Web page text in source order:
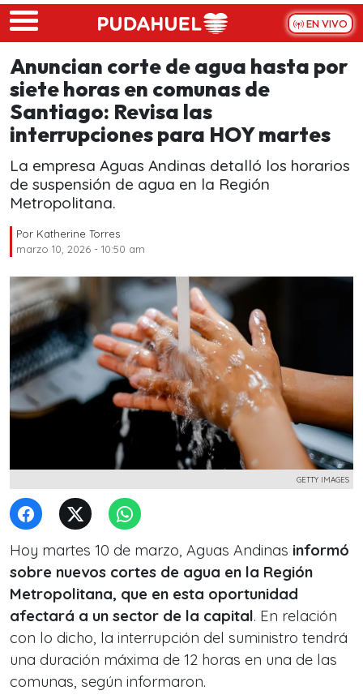
Skip to main content
EN VIVO
Anuncian corte de agua hasta por
siete horas en comunas de
Santiago: Revisa las
interrupciones para HOY martes
La empresa Aguas Andinas detalló los horarios
de suspensión de agua en la Región
Metropolitana.
Por Katherine Torres
marzo 10, 2026 - 10:50 am
GETTY IMAGES
Hoy martes 10 de marzo, Aguas Andinas informó
sobre nuevos cortes de agua en la Región
Metropolitana, que en esta oportunidad
afectará a un sector de la capital. En relación
con lo dicho, la interrupción del suministro tendrá
una duración máxima de 12 horas en una de las
comunas, según informaron.